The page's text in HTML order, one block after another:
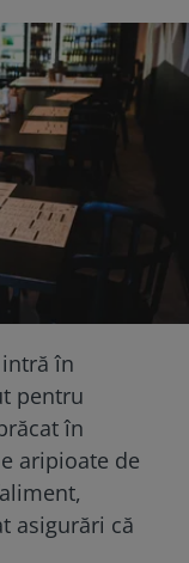
în
pentru
în
aripioate de
asigurări că